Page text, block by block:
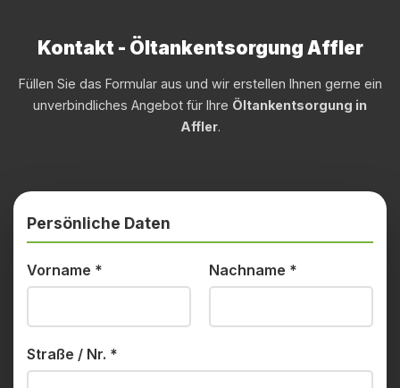
Kontakt - Öltankentsorgung Affler
Füllen Sie das Formular aus und wir erstellen Ihnen gerne ein
unverbindliches Angebot für Ihre Öltankentsorgung in
Affler.
Persönliche Daten
Vorname * Nachname *
Straße / Nr. *